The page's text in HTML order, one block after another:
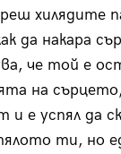
хилядите
да накара
че той е
на
е успял да
ти, но